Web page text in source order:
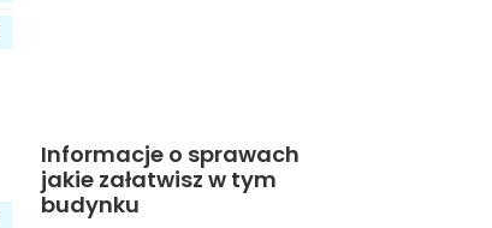
Informacje o sprawach
jakie załatwisz w tym
budynku